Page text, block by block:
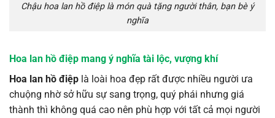
Chậu hoa lan hồ điệp là món quà tặng người thân, bạn bè ý
nghĩa
Hoa lan hồ điệp mang ý nghĩa tài lộc, vượng khí
Hoa lan hồ điệp là loài hoa đẹp rất được nhiều người ưa
chuộng nhờ sở hữu sự sang trọng, quý phái nhưng giá
thành thì không quá cao nên phù hợp với tất cả mọi người